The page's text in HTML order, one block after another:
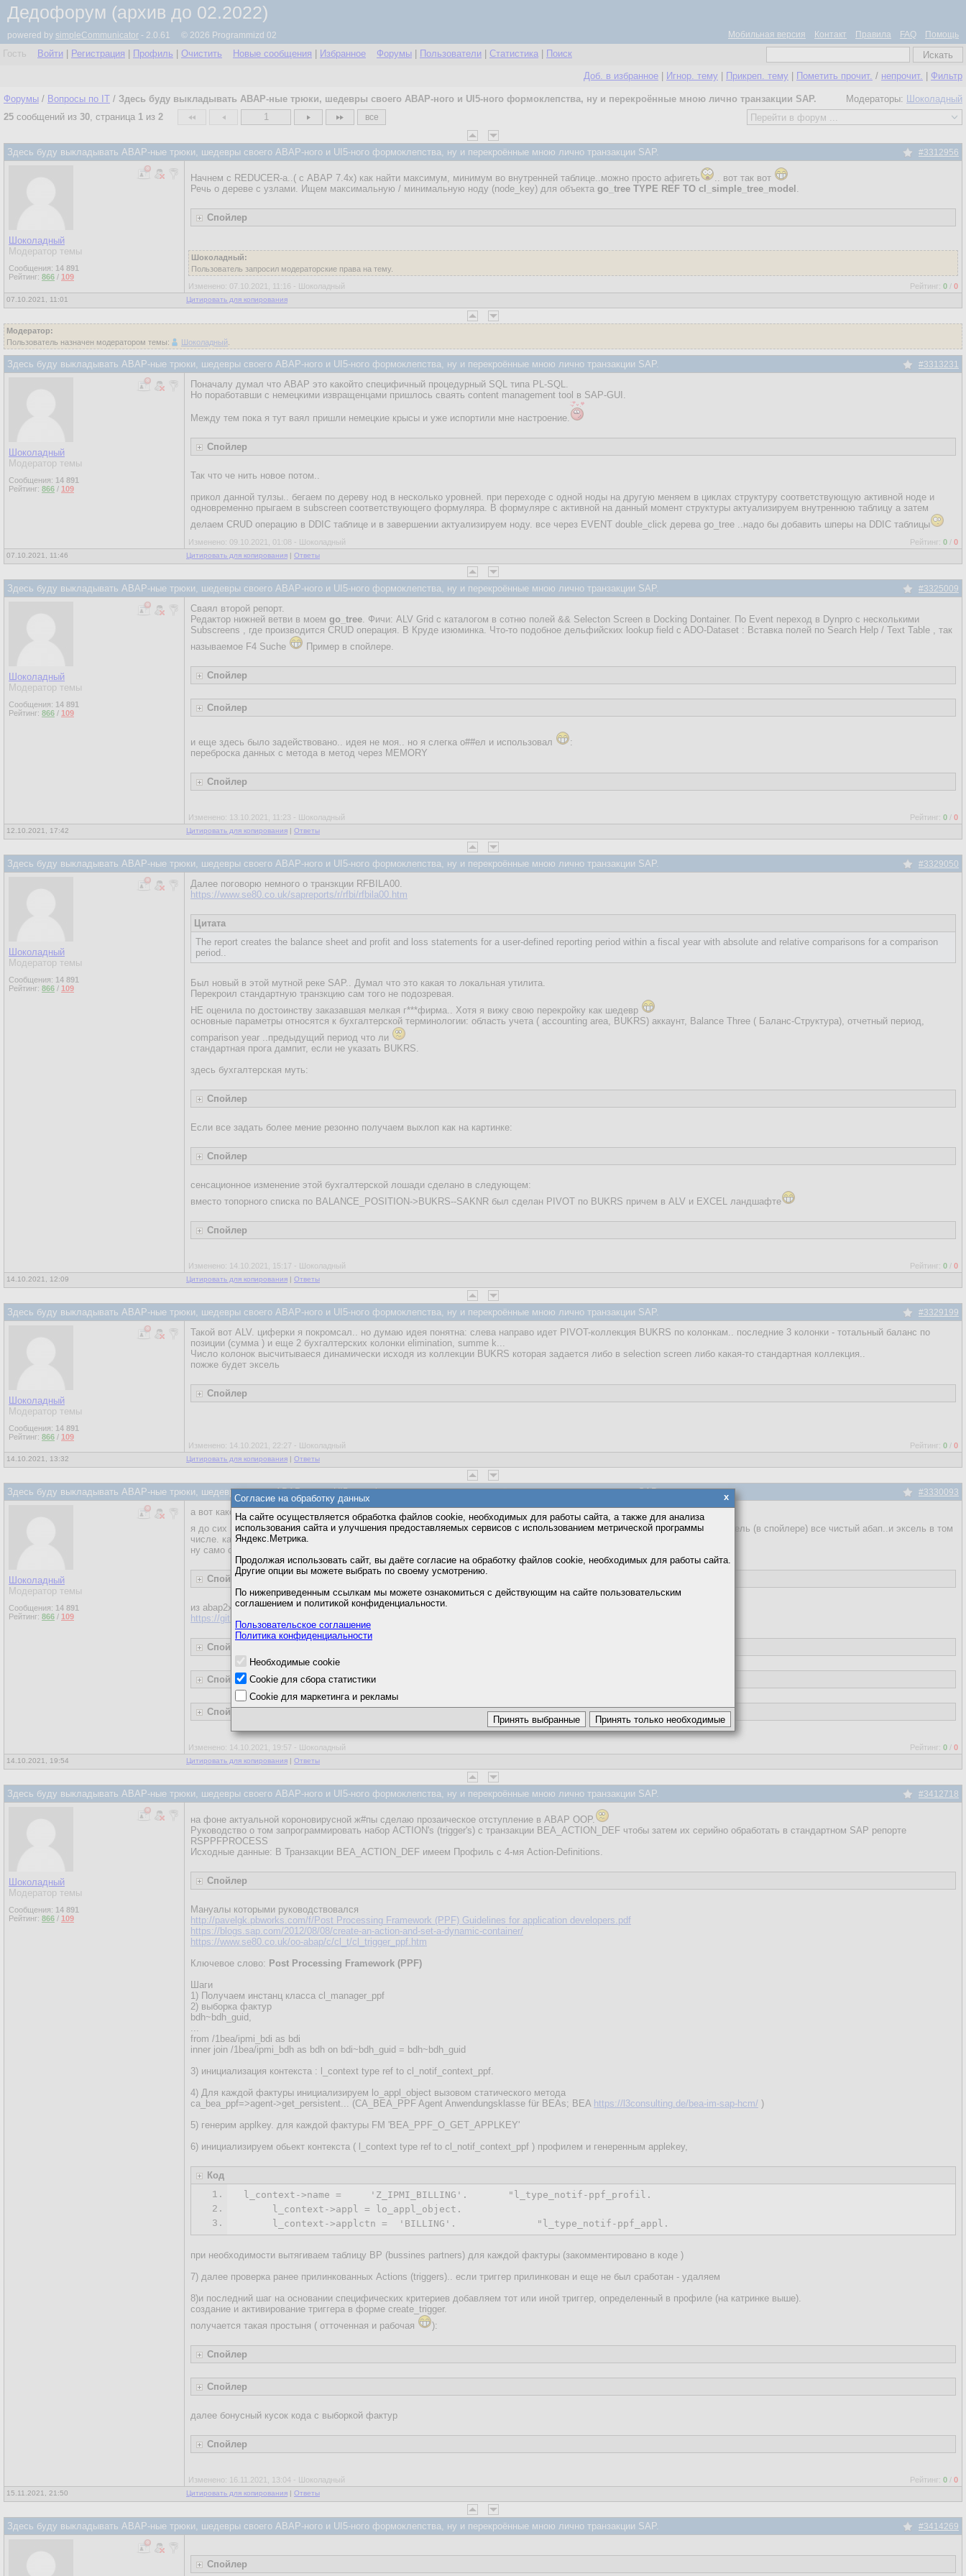
Дедофорум (архив до 02.2022)
powered by simpleCommunicator - 2.0.61 © 2026 Programmizd 02 Мобильная версия Контакт Правила FAQ Помощь
Гость Войти Регистрация Профиль Очистить Новые сообщения Избранное Форумы Пользователи Статистика Поиск
Доб. в избранное Игнор. тему Прикреп. тему Пометить прочит. / непрочит. Фильтр
Форумы / Вопросы по IT / Здесь буду выкладывать ABAP-ные трюки, шедевры своего ABAP-ного и UI5-ного формоклепства, ну и перекроённые мною лично транзакции SAP. Модераторы: Шоколадный
25 сообщений из 30, страница 1 из 2 1 все
Здесь буду выкладывать ABAP-ные трюки, шедевры своего ABAP-ного и UI5-ного формоклепства, ну и перекроённые мною лично транзакции SAP. #3312956
Шоколадный
Модератор темы
Сообщения: 14 891
Рейтинг: 866 / 109
Начнем с REDUCER-а..( с ABAP 7.4х) как найти максимум, минимум во внутренней таблице..можно просто афигеть
.. вот так вот
Речь о дереве с узлами. Ищем максимальную / минимальную ноду (node_key) для объекта go_tree TYPE REF TO cl_simple_tree_model .
Спойлер
Шоколадный:
Пользователь запросил модераторские права на тему.
Изменено: 07.10.2021, 11:16 - Шоколадный
Рейтинг: 0 / 0
07.10.2021, 11:01 Цитировать для копирования
Модератор:
Пользователь назначен модератором темы:
Шоколадный
Здесь буду выкладывать ABAP-ные трюки, шедевры своего ABAP-ного и UI5-ного формоклепства, ну и перекроённые мною лично транзакции SAP. #3313231
Шоколадный
Модератор темы
Сообщения: 14 891
Рейтинг: 866 / 109
Поначалу думал что ABAP это какойто специфичный процедурный SQL типа PL-SQL.
Но поработавши с немецкими извращенцами пришлось сваять content management tool в SAP-GUI.
Между тем пока я тут ваял пришли немецкие крысы и уже испортили мне настроение.
Спойлер
Так что че нить новое потом..
прикол данной тулзы.. бегаем по дереву нод в несколько уровней. при переходе с одной ноды на другую меняем в циклах структуру соответствующую активной ноде и
одновременно прыгаем в subscreen соответствующего формуляра. В формуляре с активной на данный момент структуры актуализируем внутреннюю таблицу а затем
делаем CRUD операцию в DDIC таблице и в завершении актуализируем ноду. все через EVENT double_click дерева go_tree ..надо бы добавить шперы на DDIC таблицы
Изменено: 09.10.2021, 01:08 - Шоколадный Рейтинг: 0 / 0
07.10.2021, 11:46 Цитировать для копирования | Ответы
Здесь буду выкладывать ABAP-ные трюки, шедевры своего ABAP-ного и UI5-ного формоклепства, ну и перекроённые мною лично транзакции SAP. #3325009
Шоколадный
Модератор темы
Сообщения: 14 891
Рейтинг: 866 / 109
Сваял второй репорт.
Редактор нижней ветви в моем go_tree. Фичи: ALV Grid с каталогом в сотню полей && Selecton Screen в Docking Dontainer. По Event переход в Dynpro с несколькими
Subscreens , где производится CRUD операция. В Круде изюминка. Что-то подобное дельфийских lookup field c ADO-Dataset : Вставка полей по Search Help / Text Table , так
называемое F4 Suche
Пример в спойлере.
Спойлер
Спойлер
и еще здесь было задействовано.. идея не моя.. но я слегка о##ел и использовал
:
переброска данных с метода в метод через MEMORY
Спойлер
Изменено: 13.10.2021, 11:23 - Шоколадный Рейтинг: 0 / 0
12.10.2021, 17:42 Цитировать для копирования | Ответы
Здесь буду выкладывать ABAP-ные трюки, шедевры своего ABAP-ного и UI5-ного формоклепства, ну и перекроённые мною лично транзакции SAP. #3329050
Шоколадный
Модератор темы
Сообщения: 14 891
Рейтинг: 866 / 109
Далее поговорю немного о транзкции RFBILA00.
https://www.se80.co.uk/sapreports/r/rfbi/rfbila00.htm
Цитата
The report creates the balance sheet and profit and loss statements for a user-defined reporting period within a fiscal year with absolute and relative comparisons for a comparison
period..
Был новый в этой мутной реке SAP.. Думал что это какая то локальная утилита.
Перекроил стандартную транзкцию сам того не подозревая.
НЕ оценила по достоинству заказавшая мелкая г***фирма.. Хотя я вижу свою перекройку как шедевр
основные параметры относятся к бухгалтерской терминологии: область учета ( accounting area, BUKRS) аккаунт, Balance Three ( Баланс-Структура), отчетный период,
comparison year ..предыдущий период что ли
стандартная прога дампит, если не указать BUKRS.
здесь бухгалтерская муть:
Спойлер
Если все задать более мение резонно получаем выхлоп как на картинке:
Спойлер
сенсационное изменение этой бухгалтерской лошади сделано в следующем:
вместо топорного списка по BALANCE_POSITION->BUKRS--SAKNR был сделан PIVOT по BUKRS причем в ALV и EXCEL ландшафте
Спойлер
Изменено: 14.10.2021, 15:17 - Шоколадный Рейтинг: 0 / 0
14.10.2021, 12:09 Цитировать для копирования | Ответы
Здесь буду выкладывать ABAP-ные трюки, шедевры своего ABAP-ного и UI5-ного формоклепства, ну и перекроённые мною лично транзакции SAP. #3329199
Шоколадный
Модератор темы
Сообщения: 14 891
Рейтинг: 866 / 109
Такой вот ALV. циферки я покромсал.. но думаю идея понятна: слева направо идет PIVOT-коллекция BUKRS по колонкам.. последние 3 колонки - тотальный баланс по
позиции (сумма ) и еще 2 бухгалтерских колонки elimination, summe k...
Число колонок высчитываеся динамически исходя из коллекции BUKRS которaя задается либо в selection screen либо какая-то стандартная коллекция..
пожже будет эксель
Спойлер
Изменено: 14.10.2021, 22:27 - Шоколадный Рейтинг: 0 / 0
14.10.2021, 13:32 Цитировать для копирования | Ответы
Здесь буду выкладывать ABAP-ные трюки, шедевры своего ABAP-ного и UI5-ного формоклепства, ну и перекроённые мною лично транзакции SAP. #3330093
Шоколадный
Модератор темы
Сообщения: 14 891
Рейтинг: 866 / 109
а вот какой вышел EXCEL PIVOT..
я до сих пор в экстазе от его вида..
особенно от того как позиционирую ячейку и вычисляю сумму через двойной указатель (в спойлере) все чистый абап..и эксель в том
числе. каталог полей, ячейки экселя все вычисляется динамически.
ну само собой базис это классы
Спойлер
из abap2xlsx:
https://github.com/sapmentors/abap2xlsx/blob/master/src/zcl_excel_worksheet.clas.abap
Спойлер
Спойлер
Спойлер
Изменено: 14.10.2021, 19:57 - Шоколадный Рейтинг: 0 / 0
14.10.2021, 19:54 Цитировать для копирования | Ответы
Здесь буду выкладывать ABAP-ные трюки, шедевры своего ABAP-ного и UI5-ного формоклепства, ну и перекроённые мною лично транзакции SAP. #3412718
Шоколадный
Модератор темы
Сообщения: 14 891
Рейтинг: 866 / 109
на фоне актуальной короновирусной ж#пы сделаю прозаическое отступление в ABAP OOP.
Руководство о том запрограммировать набор ACTION's (trigger's) с транзакции BEA_ACTION_DEF чтобы затем их серийно обработать в стандартном SAP репорте
RSPPFPROCESS
Исходные данные: В Транзакции BEA_ACTION_DEF имеем Профиль с 4-мя Action-Definitions.
Спойлер
Мануалы которыми руководствовался
http://pavelgk.pbworks.com/f/Post Processing Framework (PPF) Guidelines for application developers.pdf
https://blogs.sap.com/2012/08/08/create-an-action-and-set-a-dynamic-container/
https://www.se80.co.uk/oo-abap/c/cl_t/cl_trigger_ppf.htm
Ключевое слово: Post Processing Framework (PPF)
Шаги
1) Получаем инстанц класса cl_manager_ppf
2) выборка фактур
bdh~bdh_guid,
...
from /1bea/ipmi_bdi as bdi
inner join /1bea/ipmi_bdh as bdh on bdi~bdh_guid = bdh~bdh_guid
3) инициализация контекста : l_context type ref to cl_notif_context_ppf.
4) Для каждой фактуры инициализируем lo_appl_object вызовом статического метода
ca_bea_ppf=>agent->get_persistent... (CA_BEA_PPF Agent Anwendungsklasse für BEAs; BEA https://l3consulting.de/bea-im-sap-hcm/ )
5) генерим applkey. для каждой фактуры FM 'BEA_PPF_O_GET_APPLKEY'
6) инициализируем обьект контекста ( l_context type ref to cl_notif_context_ppf ) профилем и генеренным applekey,
Код
1.
2.
3.
l_context->name =     'Z_IPMI_BILLING'.       "l_type_notif-ppf_profil.
l_context->appl = lo_appl_object.
l_context->applctn =  'BILLING'.              "l_type_notif-ppf_appl.
при необходимости вытягиваем таблицу BP (bussines partners) для каждой фактуры (закомментировано в коде )
7) далее проверка ранее прилинкованных Actions (triggers).. если триггер прилинкован и еще не был сработан - удаляем
8)и последний шаг на основании специфических критериев добавляем тот или иной триггер, определенный в профиле (на катринке выше).
создание и активирование триггера в форме create_trigger.
получается такая простыня ( отточенная и рабочая
):
Спойлер
Спойлер
далее бонусный кусок кода с выборкой фактур
Спойлер
Изменено: 16.11.2021, 13:04 - Шоколадный Рейтинг: 0 / 0
15.11.2021, 21:50 Цитировать для копирования | Ответы
Здесь буду выкладывать ABAP-ные трюки, шедевры своего ABAP-ного и UI5-ного формоклепства, ну и перекроённые мною лично транзакции SAP. #3414269
Спойлер
Согласие на обработку данных
x
На сайте осуществляется обработка файлов cookie, необходимых для работы сайта, а также для анализа
использования сайта и улучшения предоставляемых сервисов с использованием метрической программы
Яндекс.Метрика.
Продолжая использовать сайт, вы даёте согласие на обработку файлов cookie, необходимых для работы сайта.
Другие опции вы можете выбрать по своему усмотрению.
По нижеприведенным ссылкам мы можете ознакомиться с действующим на сайте пользовательским
соглашением и политикой конфиденциальности.
Пользовательское соглашение
Политика конфиденциальности
Необходимые cookie
Cookie для сбора статистики
Cookie для маркетинга и рекламы